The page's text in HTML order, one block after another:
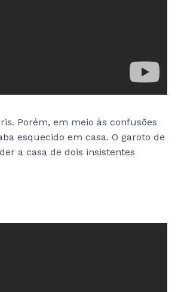
Porém, em meio às confusões
esquecido em casa. O garoto de
a casa de dois insistentes